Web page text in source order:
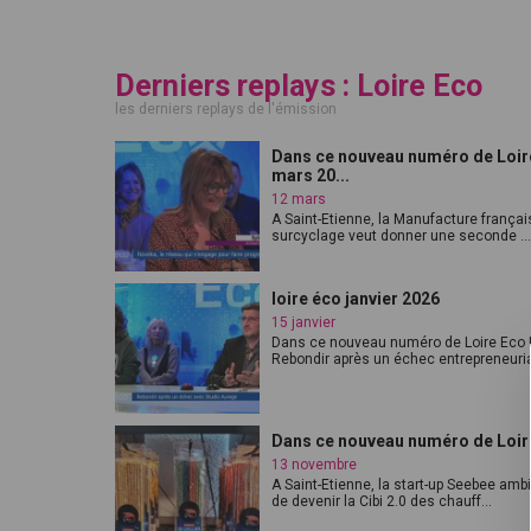
Derniers replays : Loire Eco
les derniers replays de l'émission
Dans ce nouveau numéro de
mars 20...
12 mars
A Saint-Etienne, la Manufacture
surcyclage veut donner une seconde ...
loire éco janvier 2026
15 janvier
Dans ce nouveau numéro de Loire Eco !
Rebondir après un échec
Dans ce nouveau numéro de
13 novembre
A Saint-Etienne, la start-up Seebee
de devenir la Cibi 2.0 des chauff...